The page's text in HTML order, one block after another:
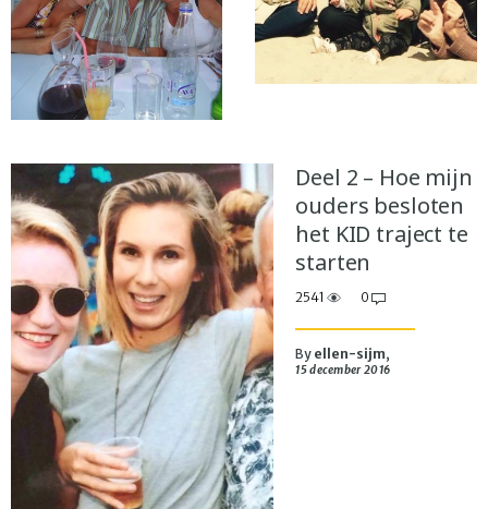
Deel 2 – Hoe mijn
ouders besloten
het KID traject te
starten
2541 0
By ellen-sijm,
15 december 2016